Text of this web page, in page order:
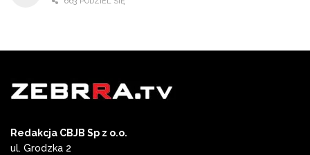
Redakcja CBJB Sp z o.o.
ul. Grodzka 2